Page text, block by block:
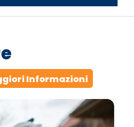
Informazioni